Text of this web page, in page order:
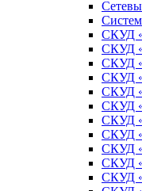
СКУД
СКУД
СКУД
СКУД
СКУД
СКУД
СКУД
СКУД
СКУД
СКУД
СКУД